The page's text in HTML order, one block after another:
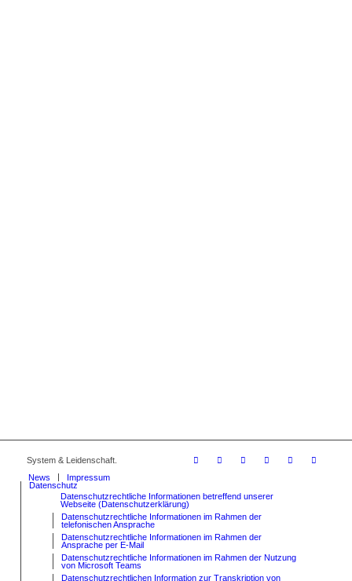
System & Leidenschaft.
News
Impressum
Datenschutz
Datenschutzrechtliche Informationen betreffend unserer
Webseite (Datenschutzerklärung)
Datenschutzrechtliche Informationen im Rahmen der
telefonischen Ansprache
Datenschutzrechtliche Informationen im Rahmen der
Ansprache per E-Mail
Datenschutzrechtliche Informationen im Rahmen der Nutzung
von Microsoft Teams
Datenschutzrechtlichen Information zur Transkription von